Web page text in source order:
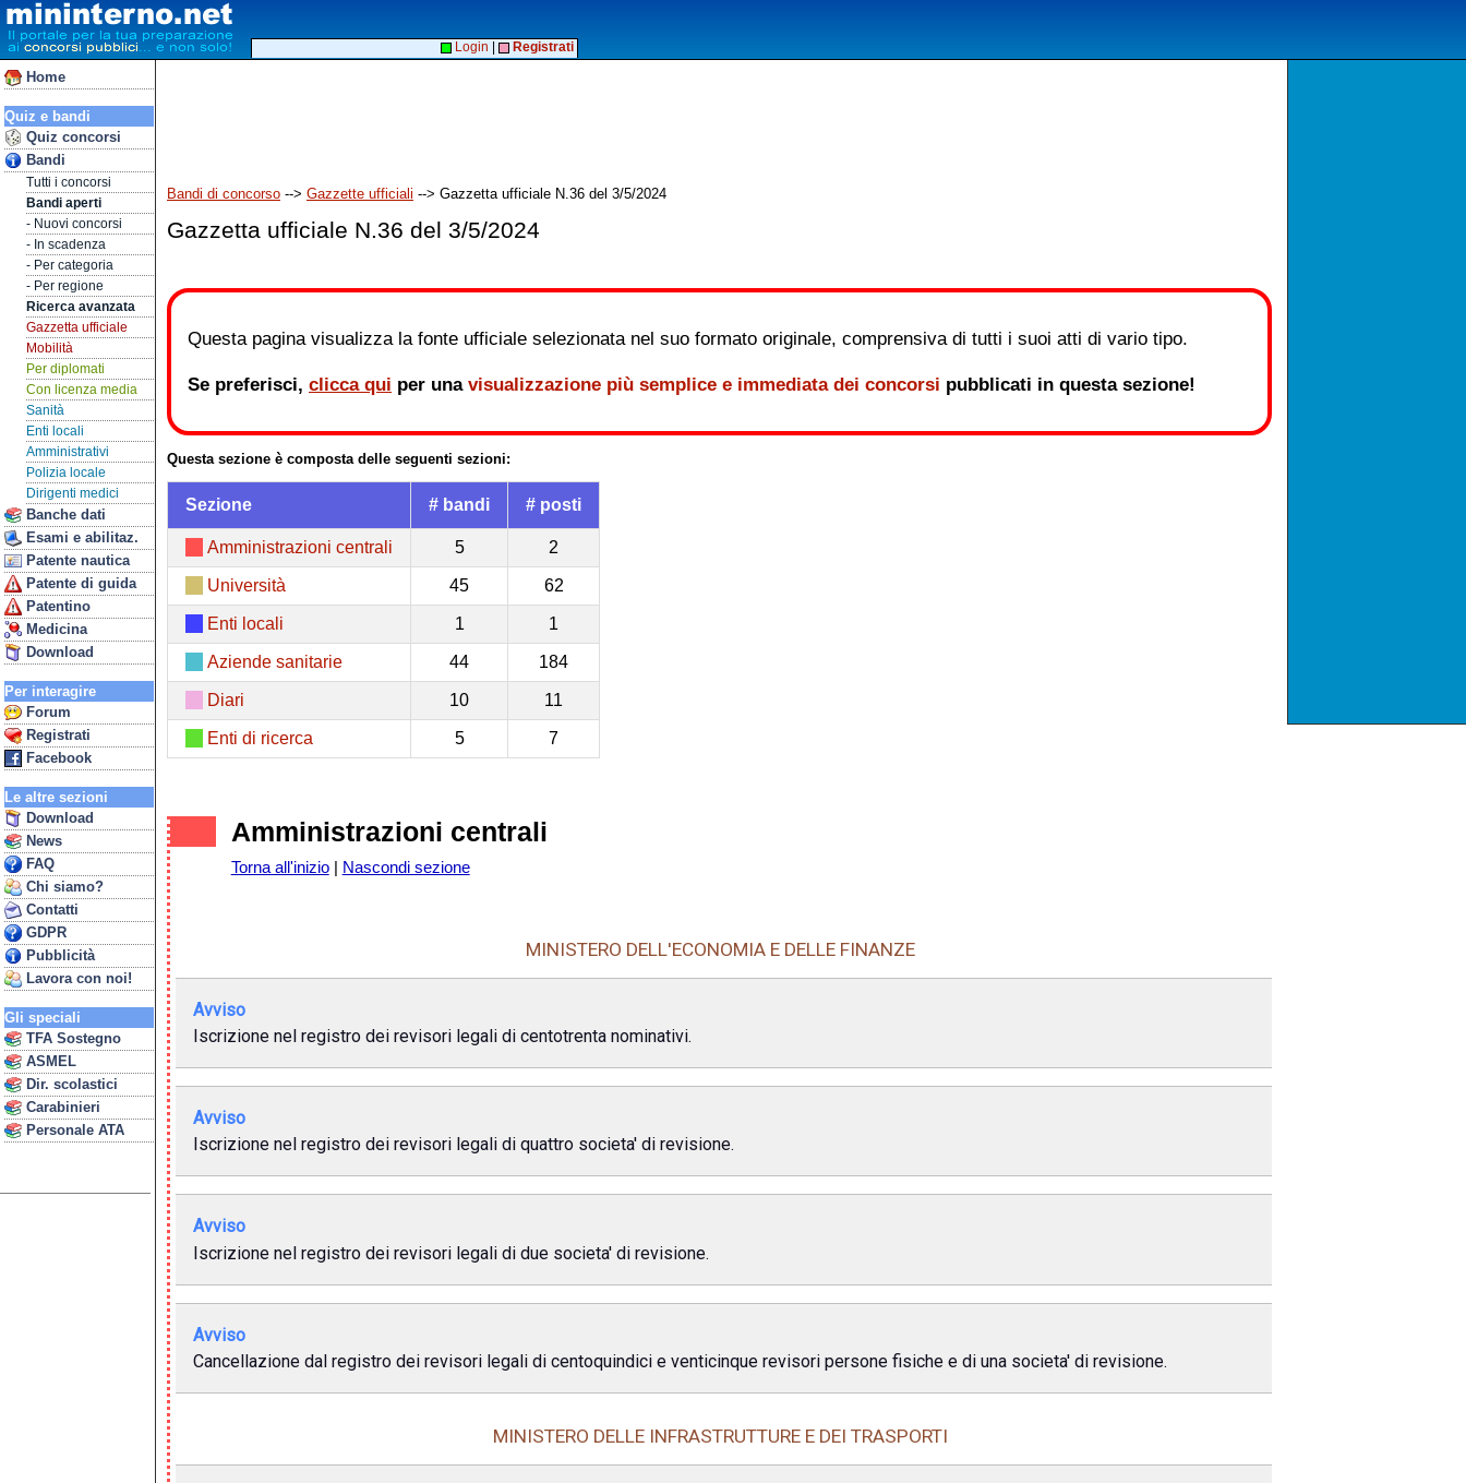
Home
Quiz e bandi
Quiz concorsi
Bandi
Tutti i concorsi
Bandi aperti
- Nuovi concorsi
- In scadenza
- Per categoria
- Per regione
Ricerca avanzata
Gazzetta ufficiale
Mobilità
Per diplomati
Con licenza media
Sanità
Enti locali
Amministrativi
Polizia locale
Dirigenti medici
Banche dati
Esami e abilitaz.
Patente nautica
Patente di guida
Patentino
Medicina
Download
Per interagire
Forum
Registrati
Facebook
Le altre sezioni
Download
News
FAQ
Chi siamo?
Contatti
GDPR
Pubblicità
Lavora con noi!
Gli speciali
TFA Sostegno
ASMEL
Dir. scolastici
Carabinieri
Personale ATA
Login Registrati
Bandi di concorso --> Gazzette ufficiali --> Gazzetta ufficiale N.36 del 3/5/2024
Gazzetta ufficiale N.36 del 3/5/2024
Questa pagina visualizza la fonte ufficiale selezionata nel suo formato originale, comprensiva di tutti i suoi atti di vario tipo.
Se preferisci, clicca qui per una visualizzazione più semplice e immediata dei concorsi pubblicati in questa sezione!
Questa sezione è composta delle seguenti sezioni:
Sezione # bandi # posti
Amministrazioni centrali 5 2
Università 45 62
Enti locali 1 1
Aziende sanitarie 44 184
Diari 10 11
Enti di ricerca 5 7
Amministrazioni centrali
Torna all'inizio| Nascondi sezione
MINISTERO DELL'ECONOMIA E DELLE FINANZE
Avviso
Iscrizione nel registro dei revisori legali di centotrenta nominativi.
Avviso
Iscrizione nel registro dei revisori legali di quattro societa' di revisione.
Avviso
Iscrizione nel registro dei revisori legali di due societa' di revisione.
Avviso
Cancellazione dal registro dei revisori legali di centoquindici e venticinque revisori persone fisiche e di una societa' di revisione.
MINISTERO DELLE INFRASTRUTTURE E DEI TRASPORTI